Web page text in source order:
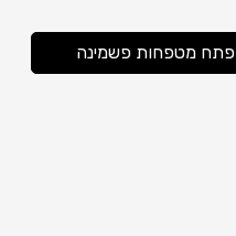
פתח מטפחות פשמינה